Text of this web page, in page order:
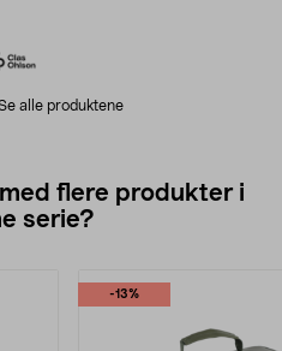
alle produktene
flere produkter i
serie?
-13%